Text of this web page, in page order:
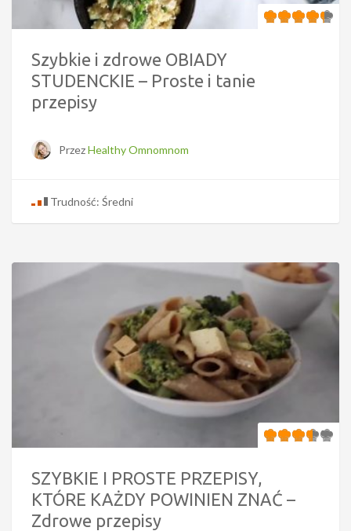
Szybkie i zdrowe OBIADY
STUDENCKIE – Proste i tanie
przepisy
PrzezHealthy Omnomnom
Trudność: Średni
SZYBKIE I PROSTE PRZEPISY,
KTÓRE KAŻDY POWINIEN ZNAĆ –
Zdrowe przepisy